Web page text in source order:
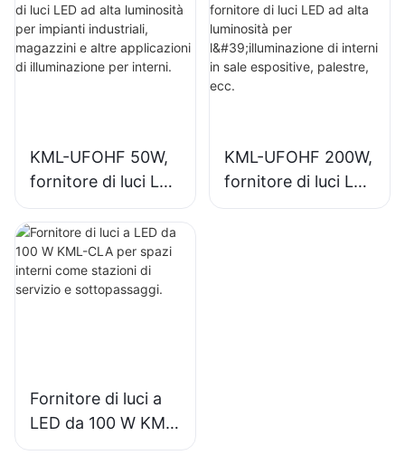
industriali,
magazzini e altre
applicazioni di
interna di impianti
industriali, palestre,
ecc.
KML-UFOHF 50W,
fornitore di luci LED
ad alta luminosità
per impianti
industriali,
magazzini e altre
KML-UFOHF 200W,
fornitore di luci LED
ad alta luminosità
Fornitore di luci a
LED da 100 W KML-
CLA per spazi